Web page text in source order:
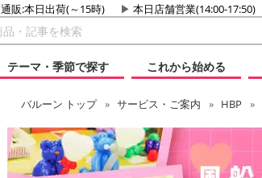
通販:本日出荷(～15時) 本日店舗営業(14:00-17:50)
テーマ・季節で探す
これから始める
バルーン トップ サービス・ご案内 HBP